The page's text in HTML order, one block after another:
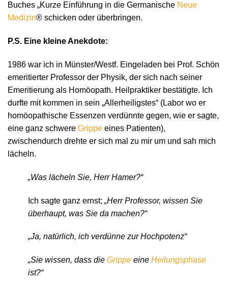
Buches „Kurze Einführung in die Germanische Neue
Medizin® schicken oder überbringen.
P.S. Eine kleine Anekdote:
1986 war ich in Münster/Westf. Eingeladen bei Prof. Schön
emeritierter Professor der Physik, der sich nach seiner
Emeritierung als Homöopath. Heilpraktiker bestätigte. Ich
durfte mit kommen in sein „Allerheiligstes“ (Labor wo er
homöopathische Essenzen verdünnte gegen, wie er sagte,
eine ganz schwere Grippe eines Patienten),
zwischendurch drehte er sich mal zu mir um und sah mich
lächeln.
„Was lächeln Sie, Herr Hamer?“
Ich sagte ganz ernst; „Herr Professor, wissen Sie
überhaupt, was Sie da machen?“
„Ja, natürlich, ich verdünne zur Hochpotenz“
„Sie wissen, dass die Grippe eine Heilungsphase
ist?“